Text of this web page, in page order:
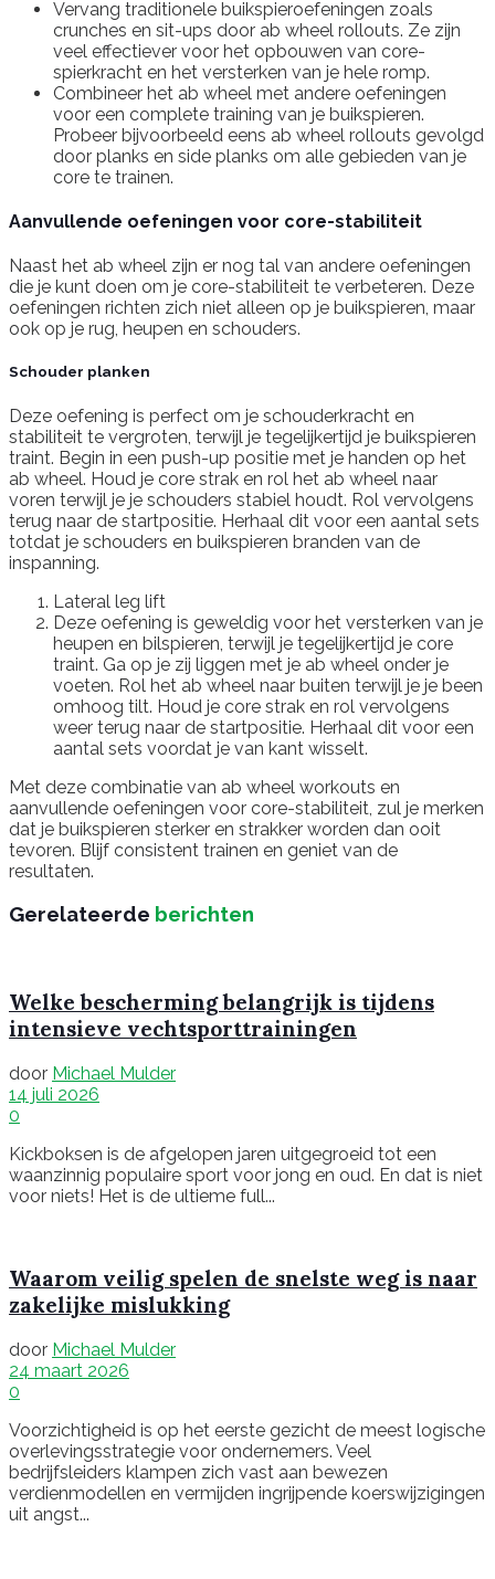
Vervang traditionele buikspieroefeningen zoals
crunches en sit-ups door ab wheel rollouts. Ze zijn
veel effectiever voor het opbouwen van core-
spierkracht en het versterken van je hele romp.
Combineer het ab wheel met andere oefeningen
voor een complete training van je buikspieren.
Probeer bijvoorbeeld eens ab wheel rollouts gevolgd
door planks en side planks om alle gebieden van je
core te trainen.
Aanvullende oefeningen voor core-stabiliteit
Naast het ab wheel zijn er nog tal van andere oefeningen
die je kunt doen om je core-stabiliteit te verbeteren. Deze
oefeningen richten zich niet alleen op je buikspieren, maar
ook op je rug, heupen en schouders.
Schouder planken
Deze oefening is perfect om je schouderkracht en
stabiliteit te vergroten, terwijl je tegelijkertijd je buikspieren
traint. Begin in een push-up positie met je handen op het
ab wheel. Houd je core strak en rol het ab wheel naar
voren terwijl je je schouders stabiel houdt. Rol vervolgens
terug naar de startpositie. Herhaal dit voor een aantal sets
totdat je schouders en buikspieren branden van de
inspanning.
Lateral leg lift
Deze oefening is geweldig voor het versterken van je
heupen en bilspieren, terwijl je tegelijkertijd je core
traint. Ga op je zij liggen met je ab wheel onder je
voeten. Rol het ab wheel naar buiten terwijl je je been
omhoog tilt. Houd je core strak en rol vervolgens
weer terug naar de startpositie. Herhaal dit voor een
aantal sets voordat je van kant wisselt.
Met deze combinatie van ab wheel workouts en
aanvullende oefeningen voor core-stabiliteit, zul je merken
dat je buikspieren sterker en strakker worden dan ooit
tevoren. Blijf consistent trainen en geniet van de
resultaten.
Gerelateerde berichten
Welke bescherming belangrijk is tijdens
intensieve vechtsporttrainingen
door Michael Mulder
14 juli 2026
0
Kickboksen is de afgelopen jaren uitgegroeid tot een
waanzinnig populaire sport voor jong en oud. En dat is niet
voor niets! Het is de ultieme full...
Waarom veilig spelen de snelste weg is naar
zakelijke mislukking
door Michael Mulder
24 maart 2026
0
Voorzichtigheid is op het eerste gezicht de meest logische
overlevingsstrategie voor ondernemers. Veel
bedrijfsleiders klampen zich vast aan bewezen
verdienmodellen en vermijden ingrijpende koerswijzigingen
uit angst...